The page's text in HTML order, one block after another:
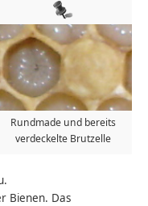
Rundmade und bereits
verdeckelte Brutzelle
Bienen. Das